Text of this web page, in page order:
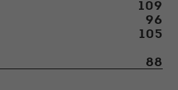
109
96
105
88